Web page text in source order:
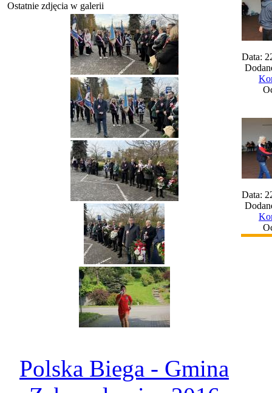
Ostatnie zdjęcia w galerii
Polska Biega - Gmina
Data:
Data: